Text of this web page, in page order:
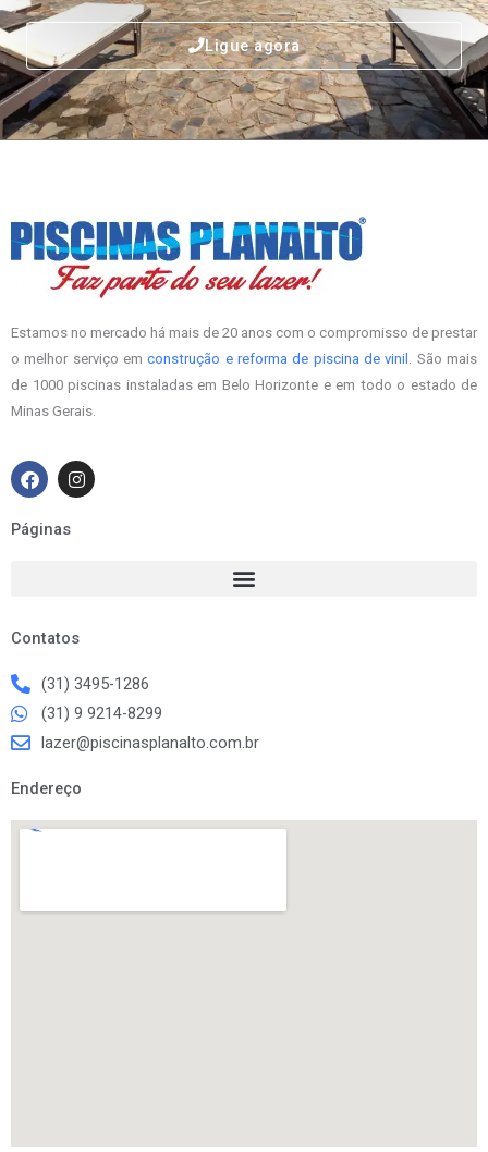
Ligue agora
Estamos no mercado há mais de 20 anos com o compromisso de prestar
o melhor serviço emconstrução e reforma de piscina de vinil . São mais
de 1000 piscinas instaladas em Belo Horizonte e em todo o estado de
Minas Gerais.
F
a
e
b
I
n
Páginas
Contatos
(31) 3495-1286
(31) 9 9214-8299
lazer@piscinasplanalto.com.br
Endereço